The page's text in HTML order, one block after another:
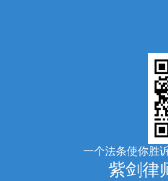
一个法条使你胜
紫剑律